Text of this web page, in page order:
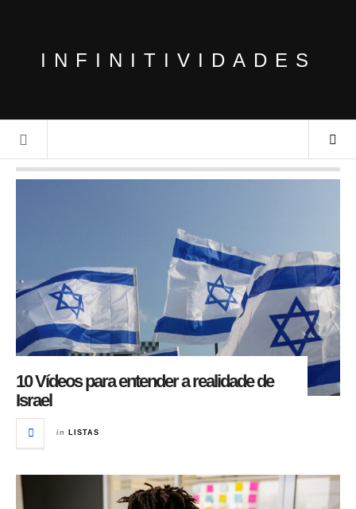
INFINITIVIDADES
10 Vídeos para entender a realidade de
Israel
in LISTAS